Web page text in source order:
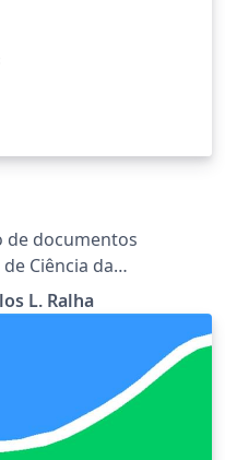
de documentos
Ciência da
Brasília. Este modelo
dos documentos,
ou usar
dos definidos.
L. Ralha